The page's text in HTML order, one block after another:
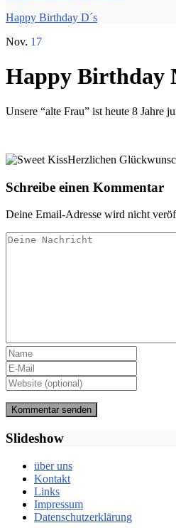
Happy Birthday D´s
Nov. 17
Happy Birthday
Unsere “alte Frau” ist heute 8 Jahre
Herzlichen
Schreibe einen Kommentar
Deine Email-Adresse wird nicht
Slideshow
über uns
Kontakt
Links
Impressum
Datenschutzerklärung